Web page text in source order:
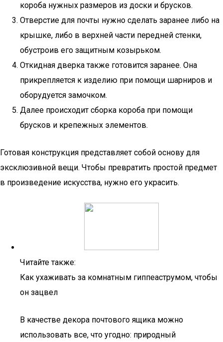
короба нужных размеров из доски и брусков.
Отверстие для почты нужно сделать заранее либо на
крышке, либо в верхней части передней стенки,
обустроив его защитным козырьком.
Откидная дверка также готовится заранее. Она
прикрепляется к изделию при помощи шарниров и
оборудуется замочком.
Далее происходит сборка короба при помощи
брусков и крепежных элементов.
Готовая конструкция представляет собой основу для
эксклюзивной вещи. Чтобы превратить простой предмет
в произведение искусства, нужно его украсить.
Читайте также:
Как ухаживать за комнатным гиппеаструмом, чтобы
он зацвел
В качестве декора почтового ящика можно
использовать все, что угодно: природный